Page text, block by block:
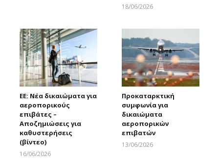
18/06/2026
ΕΕ: Νέα δικαιώματα για
αεροπορικούς
επιβάτες –
Αποζημιώσεις για
καθυστερήσεις
(βίντεο)
16/06/2026
Προκαταρκτική
συμφωνία για
δικαιώματα
αεροπορικών
επιβατών
13/06/2026